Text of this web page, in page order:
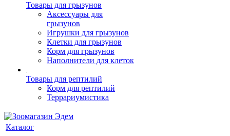
Товары для грызунов
Аксессуары для
грызунов
Игрушки для грызунов
Клетки для грызунов
Корм для грызунов
Наполнители для клеток
Товары для рептилий
Корм для рептилий
Террариумистика
Каталог